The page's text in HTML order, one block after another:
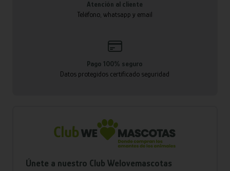
Atención al cliente
Teléfono, whatsapp y email
Pago 100% seguro
Datos protegidos certificado seguridad
Únete a nuestro Club Welovemascotas